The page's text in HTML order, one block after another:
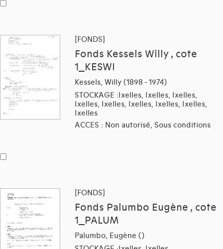
[FONDS]
Fonds Kessels Willy , cote
1_KESWI
Kessels, Willy (1898 - 1974)
STOCKAGE :Ixelles, Ixelles, Ixelles,
Ixelles, Ixelles, Ixelles, Ixelles, Ixelles,
Ixelles
ACCES : Non autorisé, Sous conditions
[FONDS]
Fonds Palumbo Eugène , cote
1_PALUM
Palumbo, Eugène ()